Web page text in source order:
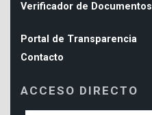
Verificador de Documentos
Portal de Transparencia
Contacto
ACCESO DIRECTO